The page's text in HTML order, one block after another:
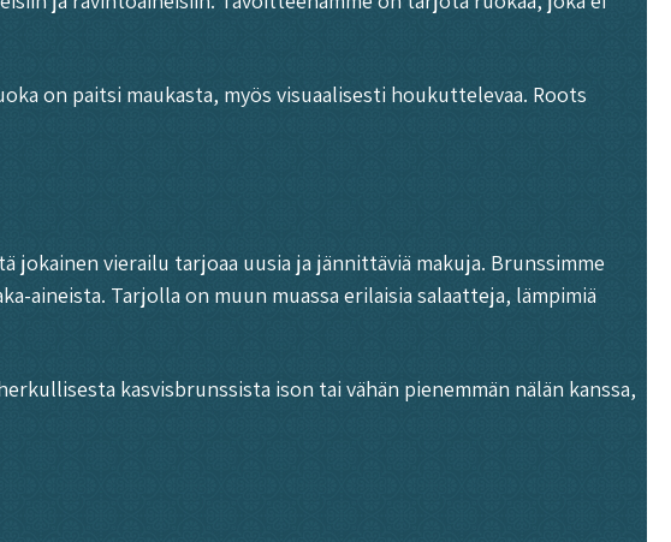
on paitsi maukasta, myös visuaalisesti houkuttelevaa. Roots
vierailu tarjoaa uusia ja jännittäviä makuja. Brunssimme
aineista. Tarjolla on muun muassa erilaisia salaatteja, lämpimiä
kasvisbrunssista ison tai vähän pienemmän nälän kanssa,